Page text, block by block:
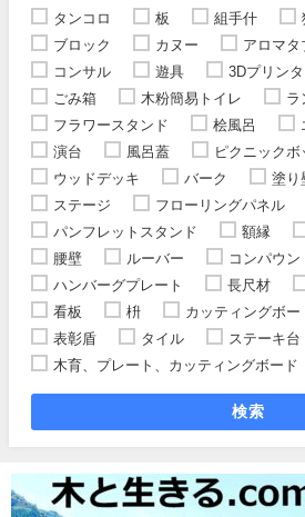
タンコロ
板 組手什
ブロック
カヌー アロマタ
コンサル
遊具 3Dプリン
ごみ箱
木粉簡易トイレ
ラ
フラワースタンド
桧風呂
演台
風呂蓋
ピクニックボ
ウッドデッキ
バーク 塗り
ステージ
フローリングパネル
パンフレットスタンド
額縁
腰壁
ルーバー
コンパウン
ハンバーグプレート
長尺材
看板
枡 カッティングボー
表彰盾
タイル ステーキ台
木育、プレート、カッティングボード
検索